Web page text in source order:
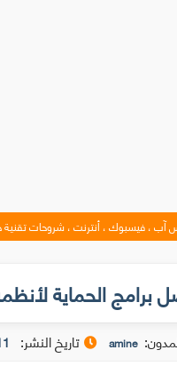
آب ، فيسبوك ، أنترنت ، شروحات
برامج الحماية
amine تاريخ النشر: